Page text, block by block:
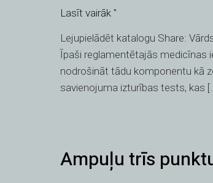
testeris
Lasīt vairāk "
Lejupielādēt katalogu Share:
Īpaši reglamentētajās medicīnas
nodrošināt tādu komponentu kā
savienojuma izturības tests, kas
Ampuļu trīs
trīs
punktu